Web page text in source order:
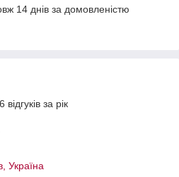
14 днів за домовленістю
за рік
Україна